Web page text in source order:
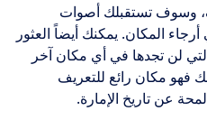
وسوف تستقبلك أصوات
المكان. يمكنك أيضاً العثور
لن تجدها في أي مكان آخر
فهو مكان رائع للتعريف
عن تاريخ الإمارة.